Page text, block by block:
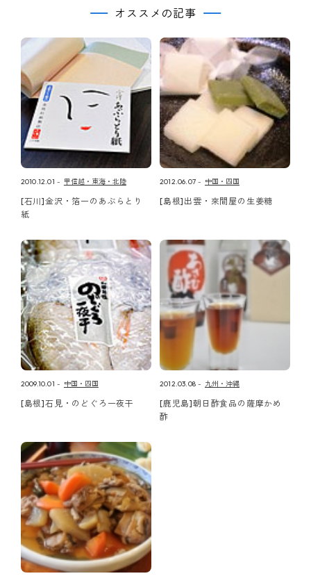
オススメの記事
2010.12.01 甲信越・東海・北陸
[石川]金沢・箔一のあぶらとり
紙
2012.06.07 中国・四国
[島根]出雲・來間屋の生姜糖
2009.10.01 中国・四国
[島根]石見・のどぐろ一夜干
2012.03.08 九州・沖縄
[鹿児島]朝日酢食品の薩摩かめ
酢